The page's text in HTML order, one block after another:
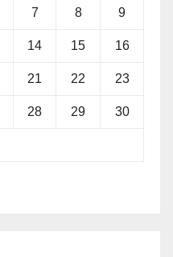
7 8 9
14 15 16
21 22 23
28 29 30